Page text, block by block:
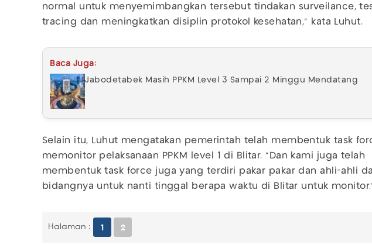
normal untuk menyemimbangkan tersebut tindakan surveilance,
tracing dan meningkatkan disiplin protokol kesehatan,” kata Luhut.
Baca Juga:
Jabodetabek Masih PPKM Level 3 Sampai 2 Minggu Mendatang
Selain itu, Luhut mengatakan pemerintah telah membentuk task
memonitor pelaksanaan PPKM level 1 di Blitar. “Dan kami juga telah
membentuk task force juga yang terdiri pakar pakar dan ahli-ahli
bidangnya untuk nanti tinggal berapa waktu di Blitar untuk
Halaman : 1 2